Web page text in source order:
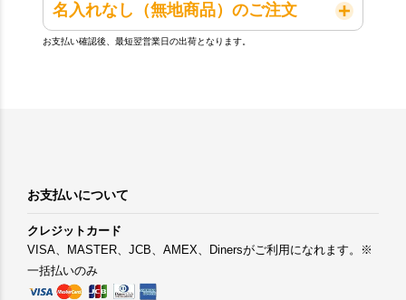
名入れなし（無地商品）のご注文
お支払い確認後、最短翌営業日の出荷となります。
お支払いについて
クレジットカード
VISA、MASTER、JCB、AMEX、Dinersがご利用になれます。※
一括払いのみ